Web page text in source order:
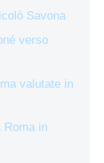
Savona
verso
valutate in
Roma in